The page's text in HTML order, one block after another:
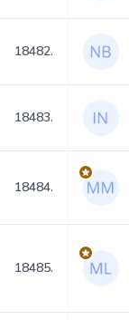
18482.
18483.
18484.
18485.